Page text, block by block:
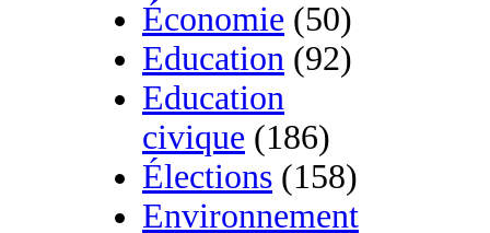
Économie (50)
Education (92)
Education
civique (186)
Élections (158)
Environnement